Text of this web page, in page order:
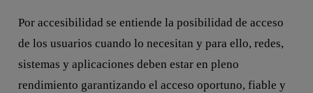
Por accesibilidad se entiende la posibilidad de acceso
de los usuarios cuando lo necesitan y para ello, redes,
sistemas y aplicaciones deben estar en pleno
rendimiento garantizando el acceso oportuno, fiable y